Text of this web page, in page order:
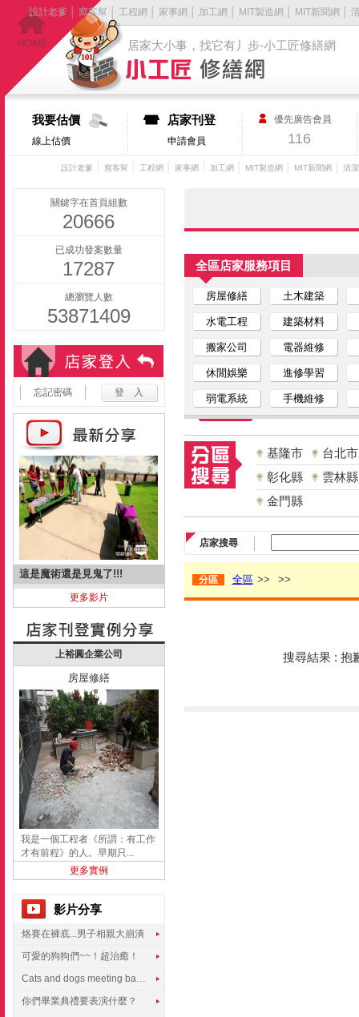
居家大小事，找它有丿步-小工匠修繕網
設計老爹 窩客幫 工程網 家事網 加工網 MIT製造網 MIT新聞網
我要估價
線上估價
店家刊登
申請會員
優先廣告會員
116
設計老爹 窩客幫 工程網 家事網 加工網 MIT製造網 MIT新聞網 清
關鍵字在首頁組數
20666
已成功發案數量
17287
總瀏覽人數
53871409
忘記密碼
這是魔術還是見鬼了!!!
更多影片
上裕圓企業公司
房屋修繕
我是一個工程者《所謂：有工作
才有前程》的人。早期只...
更多實例
影片分享
烙賽在褲底...男子相親大崩潰
可愛的狗狗們~~！超治癒！
Cats and dogs meeting babies for the first time
你們畢業典禮要表演什麼？
全區店家服務項目
房屋修繕 土木建築
水電工程 建築材料
搬家公司 電器維修
休閒娛樂 進修學習
弱電系統 手機維修
基隆市
台北市
彰化縣
雲林縣
金門縣
店家搜尋
分區 全區 >> >>
搜尋結果 : 抱